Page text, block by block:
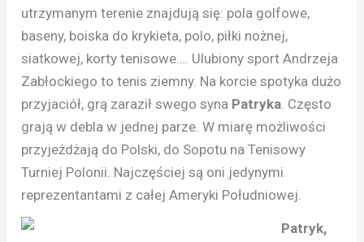
utrzymanym terenie znajdują się: pola golfowe,
baseny, boiska do krykieta, polo, piłki nożnej,
siatkowej, korty tenisowe…. Ulubiony sport Andrzeja
Zabłockiego to tenis ziemny. Na korcie spotyka dużo
przyjaciół, grą zaraził swego syna Patryka. Często
grają w debla w jednej parze. W miarę możliwości
przyjeżdżają do Polski, do Sopotu na Tenisowy
Turniej Polonii. Najczęściej są oni jedynymi
reprezentantami z całej Ameryki Południowej.
Patryk,